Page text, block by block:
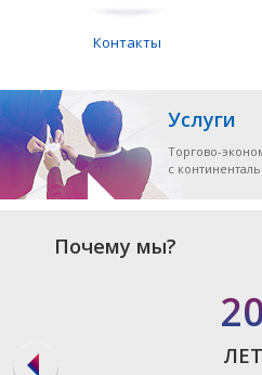
Контакты
Услуги
Торгово-
с
Почему мы?
ЛЕТ